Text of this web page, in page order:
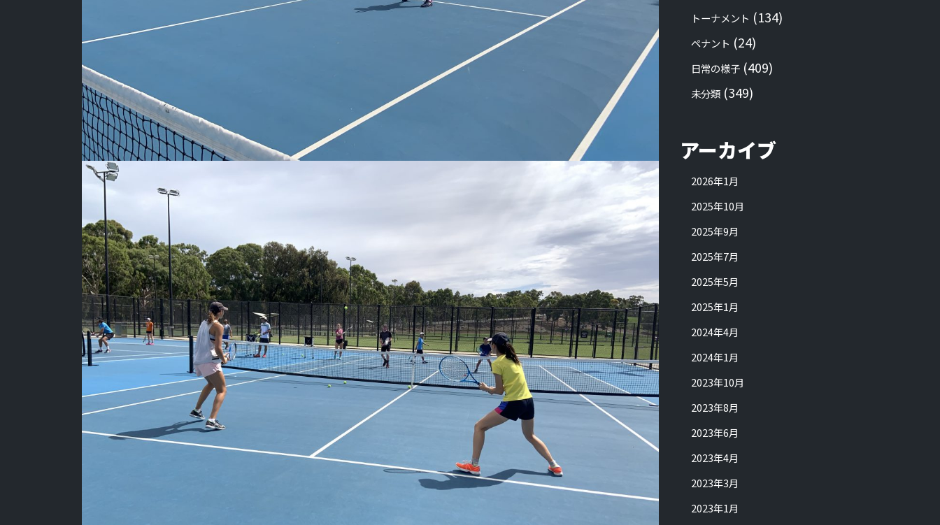
トーナメント (134)
ペナント (24)
日常の様子 (409)
未分類 (349)
アーカイブ
2026年1月
2025年10月
2025年9月
2025年7月
2025年5月
2025年1月
2024年4月
2024年1月
2023年10月
2023年8月
2023年6月
2023年4月
2023年3月
2023年1月